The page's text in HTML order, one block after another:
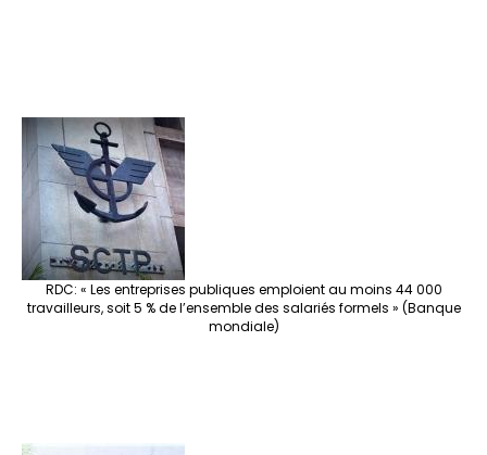
RDC: « Les entreprises publiques emploient au moins 44 000
travailleurs, soit 5 % de l’ensemble des salariés formels » (Banque
mondiale)